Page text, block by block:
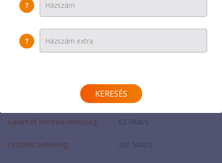
Modem díja: 0 Ft/hó
SEBESSÉG
Garantált feltöltési sebesség: 4 Mbit/s
Garantált letöltési sebesség: 62 Mbit/s
Letöltési sebesség: 250 Mbit/s
?
?
KERESÉS